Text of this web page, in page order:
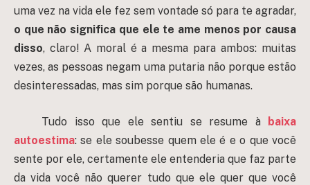
uma vez na vida ele fez sem vontade só para te agradar,
o que não significa que ele te ame menos por causa
disso, claro! A moral é a mesma para ambos: muitas
vezes, as pessoas negam uma putaria não porque estão
desinteressadas, mas sim porque são humanas.
Tudo isso que ele sentiu se resume à
baixa
autoestima: se ele soubesse quem ele é e o que você
sente por ele, certamente ele entenderia que faz parte
da vida você não querer tudo que ele quer que você